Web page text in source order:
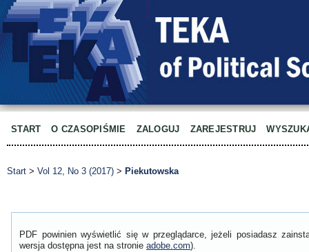
START O CZASOPIŚMIE ZALOGUJ ZAREJESTRUJ
Start > Vol 12, No 3 (2017) > Piekutowska
PDF powinien wyświetlić się w przeglądarce, jeżeli posiadasz
wersja dostępna jest na stronie adobe.com).